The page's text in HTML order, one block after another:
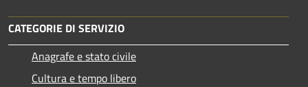
CATEGORIE DI SERVIZIO
Anagrafe e stato civile
Cultura e tempo libero